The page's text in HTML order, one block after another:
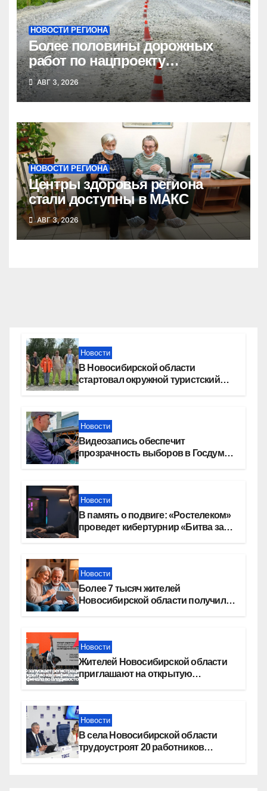
НОВОСТИ РЕГИОНА
Более половины дорожных
работ по нацпроекту
выполнено в Новосибирской
области
АВГ 3, 2026
НОВОСТИ РЕГИОНА
Центры здоровья региона
стали доступны в МАКС
АВГ 3, 2026
Новости
В Новосибирской области
стартовал окружной туристский
Новости
Видеозапись обеспечит
прозрачность выборов в Госдуму
Новости
В память о подвиге: «Ростелеком»
проведет кибертурнир «Битва за
Новости
Более 7 тысяч жителей
Новосибирской области получили
Новости
Жителей Новосибирской области
приглашают на открытую
Новости
В села Новосибирской области
трудоустроят 20 работников